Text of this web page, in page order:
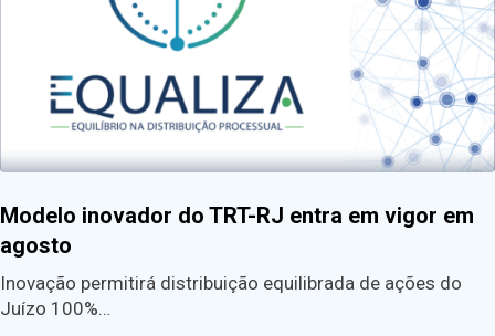
Modelo inovador do TRT-RJ entra em vigor em
agosto
Inovação permitirá distribuição equilibrada de ações do
Juízo 100%…